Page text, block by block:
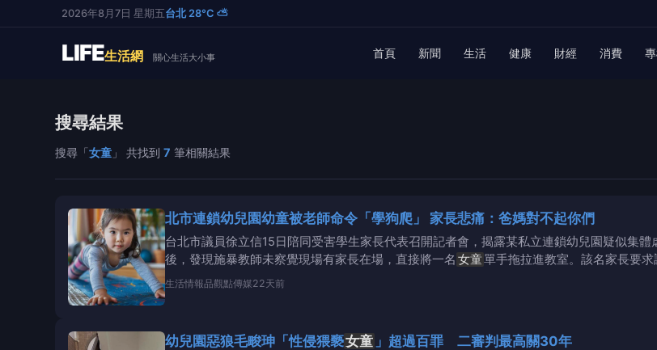
2026年8月7日 星期五台北 28°C ⛅
LIFE生活網 關心生活大小事 首頁 新聞 生活 健康 財經 消費
搜尋結果
搜尋「女童 」 共找到 7 筆相關結果
北市連鎖幼兒園幼童被老師命令「學狗爬」 家長悲痛：爸媽對不起你們
台北市議員徐立信15日陪同受害學生家長代表召開記者會，揭露某私立連鎖幼兒園疑似集
後，發現施暴教師未察覺現場有家長在場，直接將一名 女童單手拖拉進教室。該名家長要
程中更發現
生活情報品觀點傳媒22天前
幼兒園惡狼毛畯珅「性侵猥褻女童 」超過百罪 二審判最高關30年